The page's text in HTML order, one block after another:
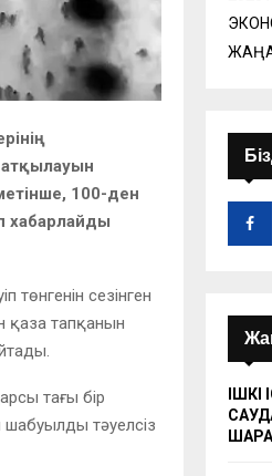
атқылауын
100-ден
хабарлайды
төнгенін сезінген
қаза тапқанын
тағы бір
тәуелсіз
ЖАҢА